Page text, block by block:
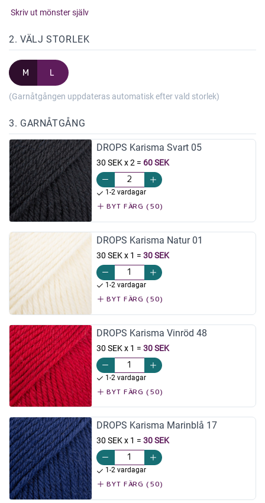
Skriv ut mönster själv
2. VÄLJ STORLEK
M L
(Garnåtgången uppdateras automatisk efter vald storlek)
3. GARNÅTGÅNG
DROPS Karisma Svart 05
30 SEK x 2= 60 SEK
1-2 vardagar
BYT FÄRG (50)
DROPS Karisma Natur 01
30 SEK x 1 = 30 SEK
1-2 vardagar
BYT FÄRG (50)
DROPS Karisma Vinröd 48
30 SEK x 1 = 30 SEK
1-2 vardagar
BYT FÄRG (50)
DROPS Karisma Marinblå 17
30 SEK x 1 = 30 SEK
1-2 vardagar
BYT FÄRG (50)